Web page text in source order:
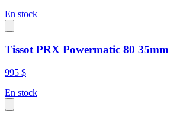
En stock
Tissot PRX Powermatic 80 35mm
995 $
En stock